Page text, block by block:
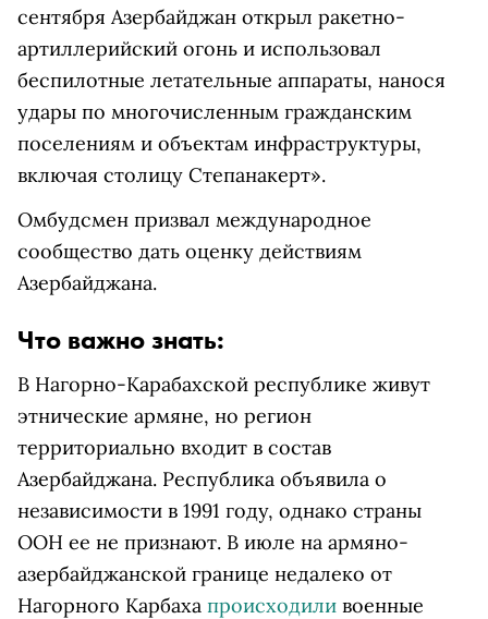
сентября Азербайджан открыл ракетно-
артиллерийский огонь и использовал
беспилотные летательные аппараты, нанося
удары по многочисленным гражданским
поселениям и объектам инфраструктуры,
включая столицу Степанакерт».
Омбудсмен призвал международное
сообщество дать оценку действиям
Азербайджана.
Что важно знать:
В Нагорно-Карабахской республике живут
этнические армяне, но регион
территориально входит в состав
Азербайджана. Республика объявила о
независимости в 1991 году, однако страны
ООН ее не признают. В июле на армяно-
азербайджанской границе недалеко от
Нагорного Карбаха происходили военные